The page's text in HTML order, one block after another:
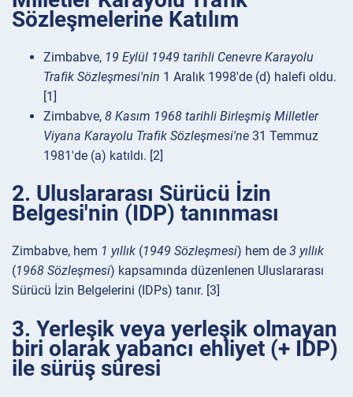
Sözleşmelerine Katılım
Zimbabve, 19 Eylül 1949 tarihli Cenevre Karayolu
Trafik Sözleşmesi'nin 1 Aralık 1998'de (d) halefi oldu.
[1]
Zimbabve, 8 Kasım 1968 tarihli Birleşmiş Milletler
Viyana Karayolu Trafik Sözleşmesi'ne 31 Temmuz
1981'de (a) katıldı. [2]
2. Uluslararası Sürücü İzin
Belgesi'nin (IDP) tanınması
Zimbabve, hem 1 yıllık (1949 Sözleşmesi) hem de 3 yıllık
(1968 Sözleşmesi) kapsamında düzenlenen Uluslararası
Sürücü İzin Belgelerini (IDPs) tanır. [3]
3. Yerleşik veya yerleşik olmayan
biri olarak yabancı ehliyet (+ IDP)
ile sürüş süresi